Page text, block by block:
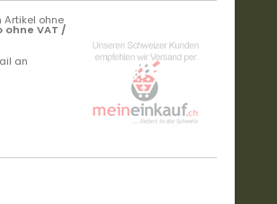
Artikel ohne
ohne VAT /
an